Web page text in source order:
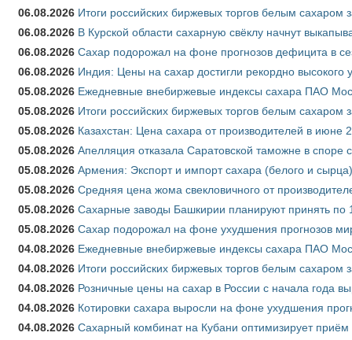
06.08.2026 Итоги российских биржевых торгов белым сахаром
06.08.2026 В Курской области сахарную свёклу начнут
06.08.2026 Сахар подорожал на фоне прогнозов дефицита в
06.08.2026 Индия: Цены на сахар достигли рекордно высокого
05.08.2026 Ежедневные внебиржевые индексы сахара ПАО
05.08.2026 Итоги российских биржевых торгов белым сахаром
05.08.2026 Казахстан: Цена сахара от производителей в июне
05.08.2026 Апелляция отказала Саратовской таможне в
05.08.2026 Армения: Экспорт и импорт сахара (белого и
05.08.2026 Средняя цена жома свекловичного от
05.08.2026 Сахарные заводы Башкирии планируют принять по
05.08.2026 Сахар подорожал на фоне ухудшения прогнозов
04.08.2026 Ежедневные внебиржевые индексы сахара ПАО
04.08.2026 Итоги российских биржевых торгов белым сахаром
04.08.2026 Розничные цены на сахар в России с начала года
04.08.2026 Котировки сахара выросли на фоне ухудшения
04.08.2026 Сахарный комбинат на Кубани оптимизирует приём